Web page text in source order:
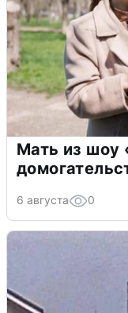
Мать из шоу
6 августа 0